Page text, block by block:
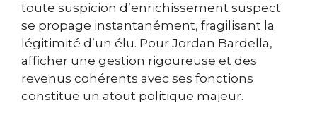
toute suspicion d’enrichissement suspect
se propage instantanément, fragilisant la
légitimité d’un élu. Pour Jordan Bardella,
afficher une gestion rigoureuse et des
revenus cohérents avec ses fonctions
constitue un atout politique majeur.